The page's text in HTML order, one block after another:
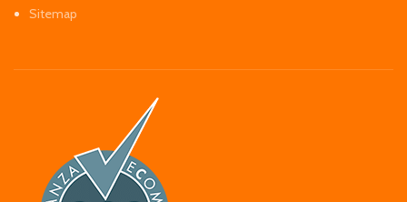
Sitemap